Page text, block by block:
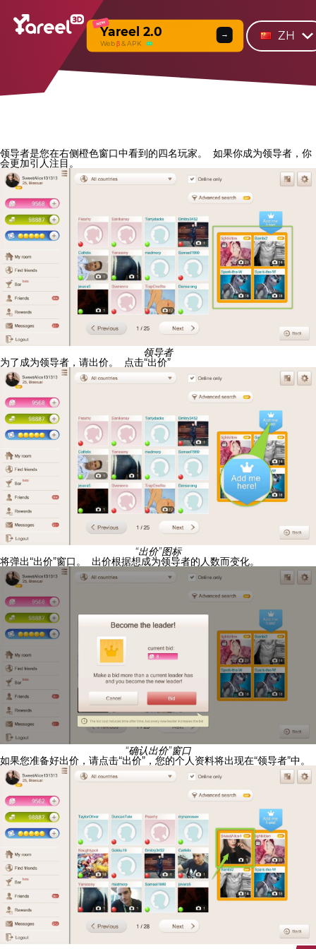
NEW
Yareel 2.0
Webβ & APK
→ ZH
领导者是您在右侧橙色窗口中看到的四名玩家。 如果你成为领导者，你
会更加引人注目。
领导者
为了成为领导者，请出价。 点击“出价”
“出价”图标
将弹出“出价”窗口。 出价根据想成为领导者的人数而变化。
“确认出价”窗口
如果您准备好出价，请点击“出价”，您的个人资料将出现在“领导者”中。